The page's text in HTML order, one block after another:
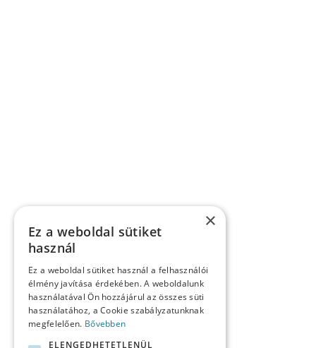
×
Ez a weboldal sütiket
használ
Ez a weboldal sütiket használ a felhasználói
élmény javítása érdekében. A weboldalunk
használatával Ön hozzájárul az összes süti
használatához, a Cookie szabályzatunknak
megfelelően. Bővebben
ELENGEDHETETLENÜL